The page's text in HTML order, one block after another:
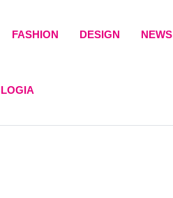
FASHION DESIGN NEWS